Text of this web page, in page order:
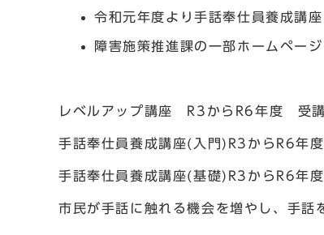
令和元年度より手話奉仕員養成講座
障害施策推進課の一部ホームペー
レベルアップ講座 R3からR6年度 受
手話奉仕員養成講座(入門)R3からR6
手話奉仕員養成講座(基礎)R3からR6
市民が手話に触れる機会を増やし、手話